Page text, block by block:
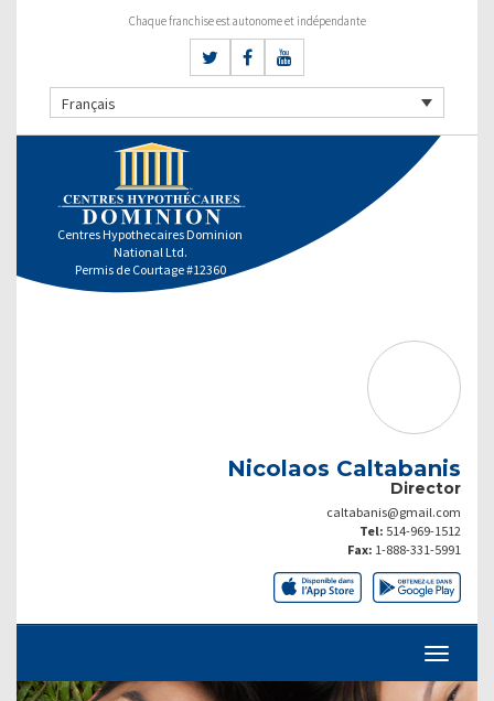
Chaque franchise est autonome et indépendante
Français
Centres Hypothecaires Dominion
National Ltd.
Permis de Courtage #12360
Nicolaos Caltabanis
Director
caltabanis@gmail.com
Tel: 514-969-1512
Fax: 1-888-331-5991